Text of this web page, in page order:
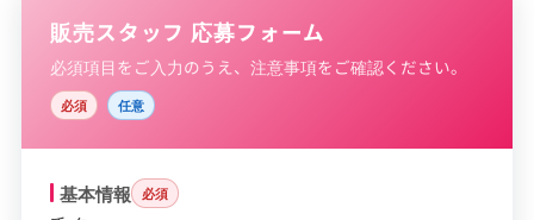
販売スタッフ 応募フォーム
必須項目をご入力のうえ、注意事項をご確認ください。
必須 任意
基本情報 必須